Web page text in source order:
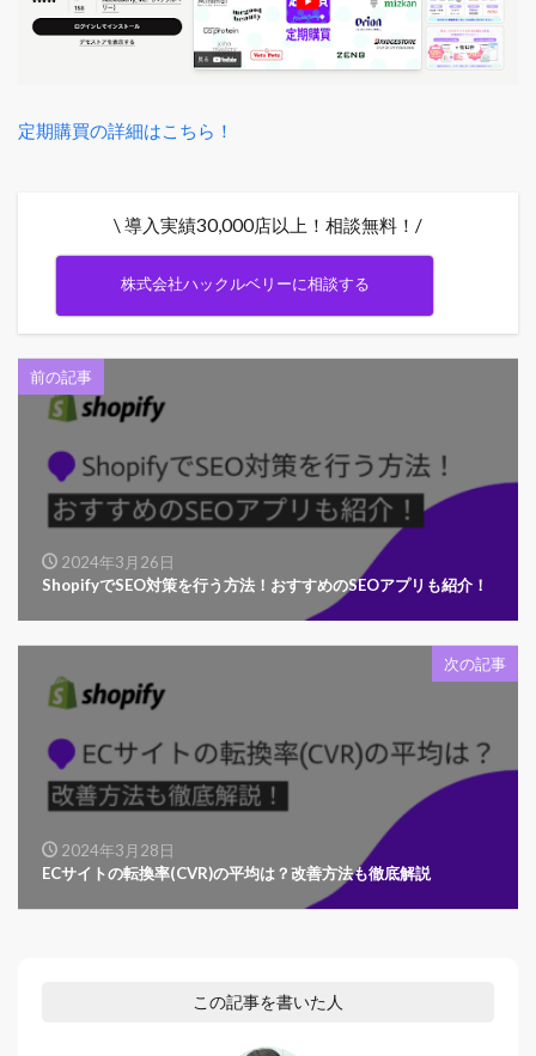
定期購買の詳細はこちら！
\ 導入実績30,000店以上！相談無料！/
株式会社ハックルベリーに相談する
前の記事
2024年3月26日
ShopifyでSEO対策を行う方法！おすすめのSEOアプリも紹介！
次の記事
2024年3月28日
ECサイトの転換率(CVR)の平均は？改善方法も徹底解説
この記事を書いた人